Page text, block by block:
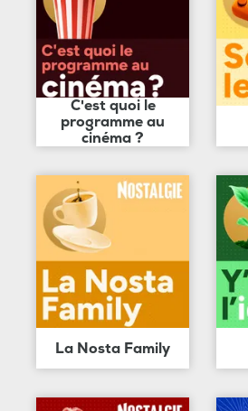
C'est quoi le
programme au
cinéma ?
La Nosta Family